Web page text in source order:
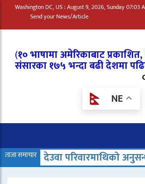
Washington DC, US : August 9, 2026, Sunday 07:03
Send your News/Article
(१० भाषामा अमेरिकाबाट प्रकाशित,
संसारका १७५ भन्दा बढी देशमा
NE
ताजा समाचार
परिवारमाथिको अनुसन्धान जारी |